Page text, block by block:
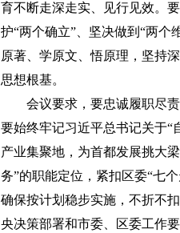
育不断走深走实、见行见效。
护“两个确立”、坚决做到“两
原著、学原文、悟原理，坚持
思想根基。
会议要求，要忠诚履职尽责
要始终牢记习近平总书记关于“
产业集聚地，为首都发展挑大
务”的职能定位，紧扣区委“七
确保按计划稳步实施，不折不
央决策部署和市委、区委工作